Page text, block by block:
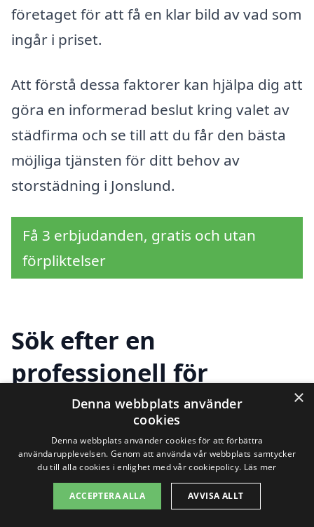
företaget för att få en klar bild av vad som
ingår i priset.
Att förstå dessa faktorer kan hjälpa dig att
göra en informerad beslut kring valet av
städfirma och se till att du får den bästa
möjliga tjänsten för ditt behov av
storstädning i Jonslund.
Få 3 erbjudanden, gratis och utan
förpliktelser
Sök efter en
professionell för
storstädning i andra
städer nära Jonslund
Att hitta rätt hjälp för
storstädning i
×
Denna webbplats använder
cookies
Denna webbplats använder cookies för att förbättra
användarupplevelsen. Genom att använda vår webbplats samtycker
du till alla cookies i enlighet med vår cookiepolicy. Läs mer
ACCEPTERA ALLA AVVISA ALLT